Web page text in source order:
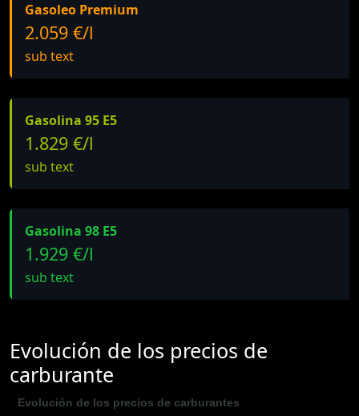
Gasoleo Premium
2.059 €/l
sub text
Gasolina 95 E5
1.829 €/l
sub text
Gasolina 98 E5
1.929 €/l
sub text
Evolución de los precios de
carburante
Evolución de los precios de carburantes